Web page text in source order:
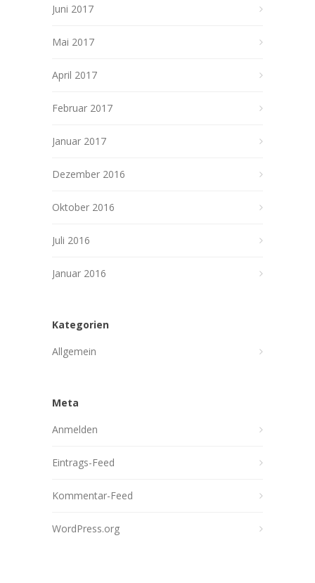
Juni 2017
Mai 2017
April 2017
Februar 2017
Januar 2017
Dezember 2016
Oktober 2016
Juli 2016
Januar 2016
Kategorien
Allgemein
Meta
Anmelden
Eintrags-Feed
Kommentar-Feed
WordPress.org